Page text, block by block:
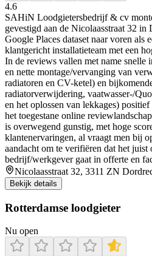
4.6
SAHiN Loodgietersbedrijf & cv
gevestigd aan de Nicolaasstraat 32
Google Places dataset naar voren als
klantgericht installatieteam met een
In de reviews vallen met name snelle
en nette montage/vervanging van
radiatoren en CV-ketel) en
radiatorverwijdering, vaatwasser-/
en het oplossen van lekkages)
het toegestane online
is overwegend gunstig, met hoge
klantenervaringen, al vraagt men bij
aandacht om te verifiëren dat het juist
bedrijf/werkgever gaat in offerte en
Nicolaasstraat 32, 3311 ZN
Bekijk details
Rotterdamse loodgieter
Nu open